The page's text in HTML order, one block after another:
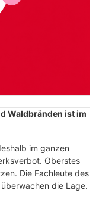
Waldbränden ist im
im ganzen
Oberstes
Die Fachleute des
die Lage.